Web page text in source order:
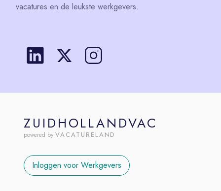
vacatures en de leukste werkgevers.
ZUIDHOLLANDVAC
powered by VACATURELAND
Inloggen voor Werkgevers